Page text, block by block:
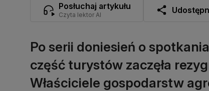
Posłuchaj artykułu
Czyta lektor AI
Po serii doniesień o
część turystów zaczęła
Właściciele gospodarstw